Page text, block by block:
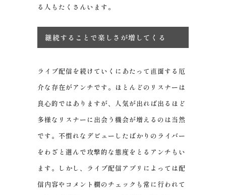
る人もたくさんいます。
継続することで楽しさが増してくる
ライブ配信を続けていくにあたって直面する厄
介な存在がアンチです。ほとんどのリスナーは
良心的ではありますが、人気が出れば出るほど
多様なリスナーに出会う機会が増えるのは当然
です。不慣れなデビューしたばかりのライバー
をわざと選んで攻撃的な態度をとるアンチもい
ます。しかし、ライブ配信アプリによっては配
信内容やコメント欄のチェックも常に行われて